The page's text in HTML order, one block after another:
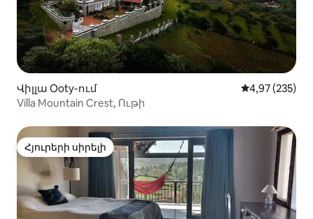
Վիլլա Ooty-ում Միջին
4,97 (235)
Villa Mountain Crest, Ութի
Հյուրերի սիրելի
Հյուրերի սիրելի